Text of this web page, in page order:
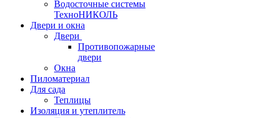
Водосточные системы
ТехноНИКОЛЬ
Двери и окна
Двери
Противопожарные
двери
Окна
Пиломатериал
Для сада
Теплицы
Изоляция и утеплитель